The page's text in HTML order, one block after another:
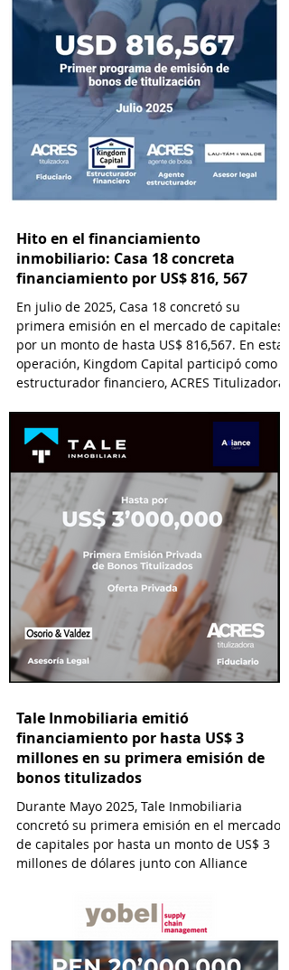
Hito en el financiamiento
inmobiliario: Casa 18 concreta
financiamiento por US$ 816, 567
En julio de 2025, Casa 18 concretó su
primera emisión en el mercado de capitales
por un monto de hasta US$ 816,567. En esta
operación, Kingdom Capital participó como
estructurador financiero, ACRES Titulizadora
Estructurador y Lau-Tam & Walde como
asesor legal.
Tale Inmobiliaria emitió
financiamiento por hasta US$ 3
millones en su primera emisión de
bonos titulizados
Durante Mayo 2025, Tale Inmobiliaria
concretó su primera emisión en el mercado
de capitales por hasta un monto de US$ 3
millones de dólares junto con Alliance
Titulizadora y por el estudio Osorio & Valdez